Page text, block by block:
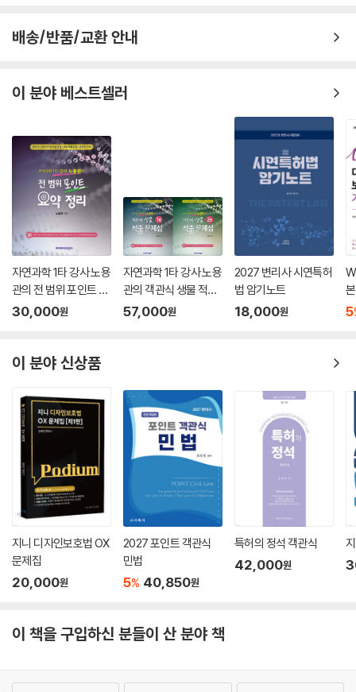
배송/반품/교환 안내
이 분야 베스트셀러
자연과학 1타 강사 노용
관의 전 범위 포인트 요
약 정리
30,000원
자연과학 1타 강사 노용
관의 객관식 생물 적중
문제집 세트
57,000원
2027 변리사 시연특허
법 암기노트
18,000원 5
이 분야 신상품
지니 디자인보호법 OX
문제집
20,000원
2027 포인트 객관식
민법
5% 40,850원
특허의 정석 객관식
42,000원
이 책을 구입하신 분들이 산 분야 책